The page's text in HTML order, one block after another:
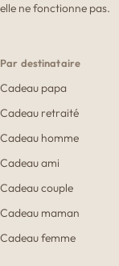
elle ne fonctionne pas.
Par destinataire
Cadeau papa
Cadeau retraité
Cadeau homme
Cadeau ami
Cadeau couple
Cadeau maman
Cadeau femme